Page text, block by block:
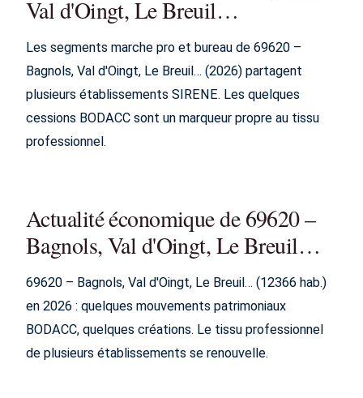
Val d'Oingt, Le Breuil…
Les segments marche pro et bureau de 69620 –
Bagnols, Val d'Oingt, Le Breuil… (2026) partagent
plusieurs établissements SIRENE. Les quelques
cessions BODACC sont un marqueur propre au tissu
professionnel.
Actualité économique de 69620 –
Bagnols, Val d'Oingt, Le Breuil…
69620 – Bagnols, Val d'Oingt, Le Breuil… (12366 hab.)
en 2026 : quelques mouvements patrimoniaux
BODACC, quelques créations. Le tissu professionnel
de plusieurs établissements se renouvelle.